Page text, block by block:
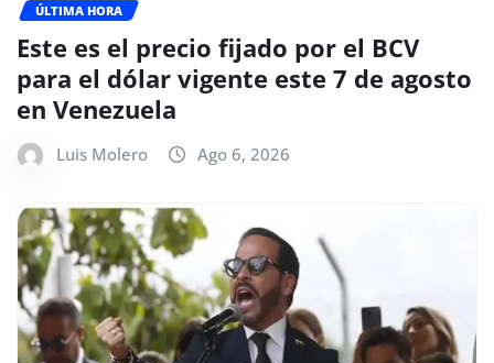
ÚLTIMA HORA
Este es el precio fijado por el BCV
para el dólar vigente este 7 de agosto
en Venezuela
Luis Molero Ago 6, 2026